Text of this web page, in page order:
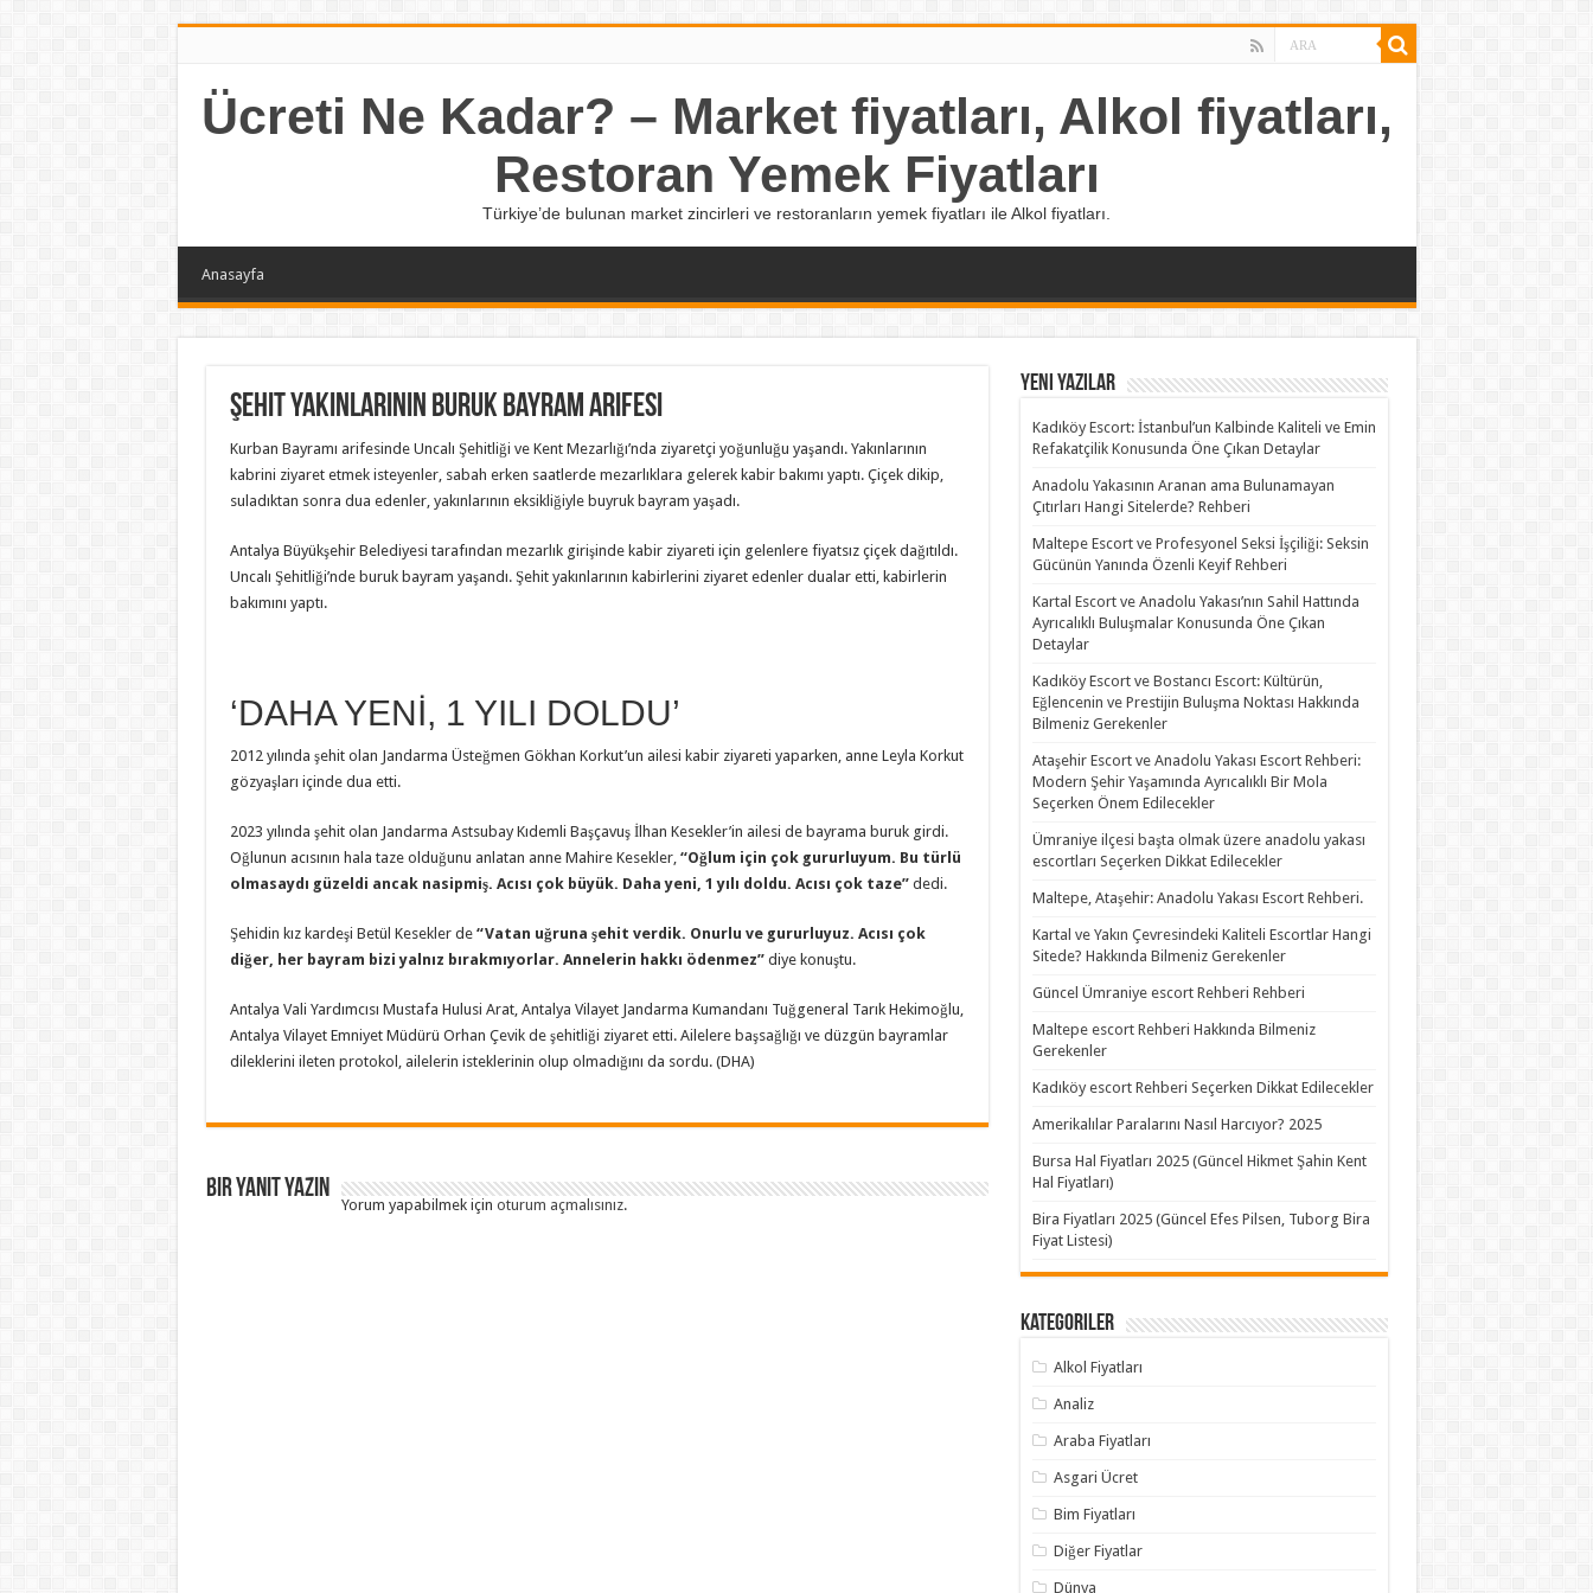
Ücreti Ne Kadar? – Market fiyatları, Alkol fiyatları,
Restoran Yemek Fiyatları
Türkiye’de bulunan market zincirleri ve restoranların yemek fiyatları ile Alkol fiyatları.
Anasayfa
Şehit yakınlarının buruk bayram arifesi
Kurban Bayramı arifesinde Uncalı Şehitliği ve Kent Mezarlığı’nda ziyaretçi yoğunluğu yaşandı. Yakınlarının
kabrini ziyaret etmek isteyenler, sabah erken saatlerde mezarlıklara gelerek kabir bakımı yaptı. Çiçek dikip,
suladıktan sonra dua edenler, yakınlarının eksikliğiyle buyruk bayram yaşadı.
Antalya Büyükşehir Belediyesi tarafından mezarlık girişinde kabir ziyareti için gelenlere fiyatsız çiçek dağıtıldı.
Uncalı Şehitliği’nde buruk bayram yaşandı. Şehit yakınlarının kabirlerini ziyaret edenler dualar etti, kabirlerin
bakımını yaptı.
‘DAHA YENİ, 1 YILI DOLDU’
2012 yılında şehit olan Jandarma Üsteğmen Gökhan Korkut’un ailesi kabir ziyareti yaparken, anne Leyla Korkut
gözyaşları içinde dua etti.
2023 yılında şehit olan Jandarma Astsubay Kıdemli Başçavuş İlhan Kesekler’in ailesi de bayrama buruk girdi.
Oğlunun acısının hala taze olduğunu anlatan anne Mahire Kesekler, “Oğlum için çok gururluyum. Bu türlü
olmasaydı güzeldi ancak nasipmiş. Acısı çok büyük. Daha yeni, 1 yılı doldu. Acısı çok taze”dedi.
Şehidin kız kardeşi Betül Kesekler de “Vatan uğruna şehit verdik. Onurlu ve gururluyuz. Acısı çok
diğer, her bayram bizi yalnız bırakmıyorlar. Annelerin hakkı ödenmez”diye konuştu.
Antalya Vali Yardımcısı Mustafa Hulusi Arat, Antalya Vilayet Jandarma Kumandanı Tuğgeneral Tarık Hekimoğlu,
Antalya Vilayet Emniyet Müdürü Orhan Çevik de şehitliği ziyaret etti. Ailelere başsağlığı ve düzgün bayramlar
dileklerini ileten protokol, ailelerin isteklerinin olup olmadığını da sordu. (DHA)
Bir yanıt yazın
Yorum yapabilmek için oturum açmalısınız.
Yeni Yazılar
Kadıköy Escort: İstanbul’un Kalbinde Kaliteli ve Emin
Refakatçilik Konusunda Öne Çıkan Detaylar
Anadolu Yakasının Aranan ama Bulunamayan
Çıtırları Hangi Sitelerde? Rehberi
Maltepe Escort ve Profesyonel Seksi İşçiliği: Seksin
Gücünün Yanında Özenli Keyif Rehberi
Kartal Escort ve Anadolu Yakası’nın Sahil Hattında
Ayrıcalıklı Buluşmalar Konusunda Öne Çıkan
Detaylar
Kadıköy Escort ve Bostancı Escort: Kültürün,
Eğlencenin ve Prestijin Buluşma Noktası Hakkında
Bilmeniz Gerekenler
Ataşehir Escort ve Anadolu Yakası Escort Rehberi:
Modern Şehir Yaşamında Ayrıcalıklı Bir Mola
Seçerken Önem Edilecekler
Ümraniye ilçesi başta olmak üzere anadolu yakası
escortları Seçerken Dikkat Edilecekler
Maltepe, Ataşehir: Anadolu Yakası Escort Rehberi.
Kartal ve Yakın Çevresindeki Kaliteli Escortlar Hangi
Sitede? Hakkında Bilmeniz Gerekenler
Güncel Ümraniye escort Rehberi Rehberi
Maltepe escort Rehberi Hakkında Bilmeniz
Gerekenler
Kadıköy escort Rehberi Seçerken Dikkat Edilecekler
Amerikalılar Paralarını Nasıl Harcıyor? 2025
Bursa Hal Fiyatları 2025 (Güncel Hikmet Şahin Kent
Hal Fiyatları)
Bira Fiyatları 2025 (Güncel Efes Pilsen, Tuborg Bira
Fiyat Listesi)
Kategoriler
Alkol Fiyatları
Analiz
Araba Fiyatları
Asgari Ücret
Bim Fiyatları
Diğer Fiyatlar
Dünya